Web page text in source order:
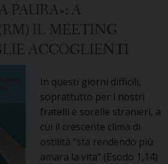
PAURA»: A
IL MEETING
ACCOGLIENTI
In questi giorni difficili,
soprattutto per i nostri
fratelli e sorelle stranieri, a
cui il crescente clima di
ostilità “sta rendendo più
amara la vita” (Esodo 1,14)